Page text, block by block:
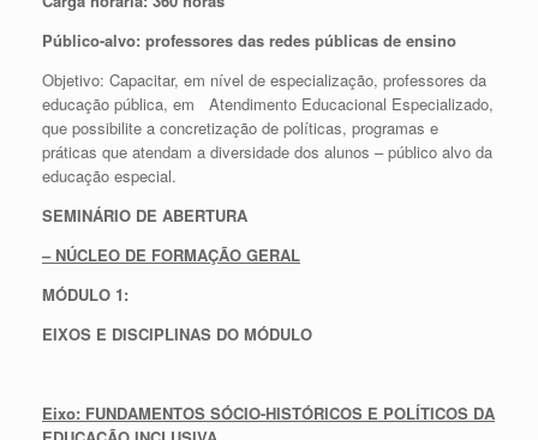
Público-alvo: professores das redes públicas de ensino
Objetivo: Capacitar, em nível de especialização, professores da
educação pública, em Atendimento Educacional Especializado,
que possibilite a concretização de políticas, programas e
práticas que atendam a diversidade dos alunos – público alvo da
educação especial.
SEMINÁRIO DE ABERTURA
– NÚCLEO DE FORMAÇÃO GERAL
MÓDULO 1:
EIXOS E DISCIPLINAS DO MÓDULO
Eixo: FUNDAMENTOS SÓCIO-HISTÓRICOS E POLÍTICOS DA